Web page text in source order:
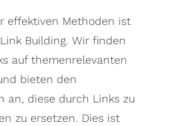
effektiven Methoden ist
Building. Wir finden
auf themenrelevanten
bieten den
an, diese durch Links zu
zu ersetzen. Dies ist